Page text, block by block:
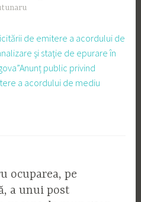
de emitere a acordului de
şi staţie de epurare în
public privind
a acordului de mediu
ocuparea, pe
a unui post